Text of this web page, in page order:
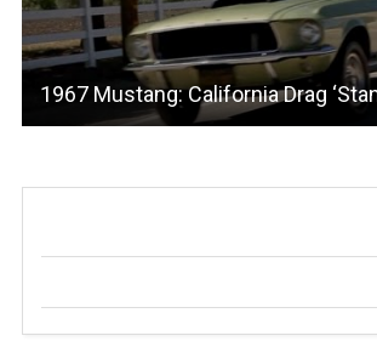
1967 Mustang: California Drag